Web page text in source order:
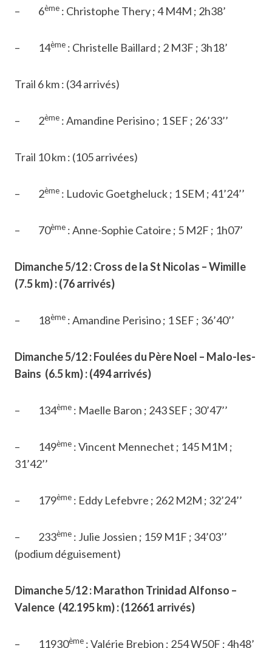
– 6ème : Christophe Thery ; 4 M4M ; 2h38’
– 14ème : Christelle Baillard ; 2 M3F ; 3h18’
Trail 6 km : (34 arrivés)
– 2ème : Amandine Perisino ; 1 SEF ; 26’33’’
Trail 10 km : (105 arrivées)
– 2ème : Ludovic Goetgheluck ; 1 SEM ; 41’24’’
– 70ème : Anne-Sophie Catoire ; 5 M2F ; 1h07’
Dimanche 5/12 : Cross de la St Nicolas – Wimille
(7.5 km) : (76 arrivés)
– 18ème : Amandine Perisino ; 1 SEF ; 36’40’’
Dimanche 5/12 : Foulées du Père Noel – Malo-les-
Bains (6.5 km) : (494 arrivés)
– 134ème : Maelle Baron ; 243 SEF ; 30’47’’
– 149ème : Vincent Mennechet ; 145 M1M ;
31’42’’
– 179ème : Eddy Lefebvre ; 262 M2M ; 32’24’’
– 233ème : Julie Jossien ; 159 M1F ; 34’03’’
(podium déguisement)
Dimanche 5/12 : Marathon Trinidad Alfonso –
Valence (42.195 km) : (12661 arrivés)
– 11930ème : Valérie Brebion ; 254 W50F ; 4h48’